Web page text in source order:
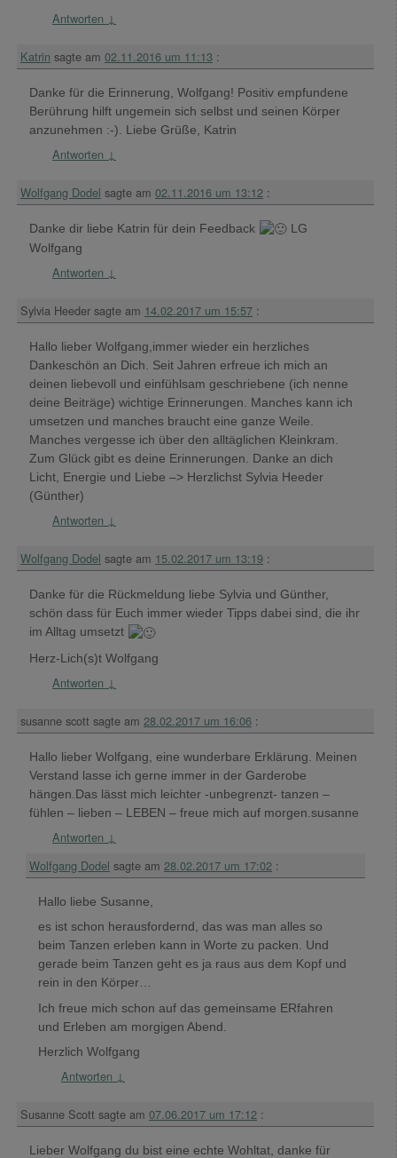
Antworten ↓
Katrin sagte am 02.11.2016 um 11:13 :
Danke für die Erinnerung, Wolfgang! Positiv empfundene
Berührung hilft ungemein sich selbst und seinen Körper
anzunehmen :-). Liebe Grüße, Katrin
Antworten ↓
Wolfgang Dodel sagte am 02.11.2016 um 13:12 :
Danke dir liebe Katrin für dein Feedback
LG
Wolfgang
Antworten ↓
Sylvia Heeder sagte am 14.02.2017 um 15:57 :
Hallo lieber Wolfgang,immer wieder ein herzliches
Dankeschön an Dich. Seit Jahren erfreue ich mich an
deinen liebevoll und einfühlsam geschriebene (ich nenne
deine Beiträge) wichtige Erinnerungen. Manches kann ich
umsetzen und manches braucht eine ganze Weile.
Manches vergesse ich über den alltäglichen Kleinkram.
Zum Glück gibt es deine Erinnerungen. Danke an dich
Licht, Energie und Liebe –> Herzlichst Sylvia Heeder
(Günther)
Antworten ↓
Wolfgang Dodel sagte am 15.02.2017 um 13:19 :
Danke für die Rückmeldung liebe Sylvia und Günther,
schön dass für Euch immer wieder Tipps dabei sind, die ihr
im Alltag umsetzt
Herz-Lich(s)t Wolfgang
Antworten ↓
susanne scott sagte am 28.02.2017 um 16:06 :
Hallo lieber Wolfgang, eine wunderbare Erklärung. Meinen
Verstand lasse ich gerne immer in der Garderobe
hängen.Das lässt mich leichter -unbegrenzt- tanzen –
fühlen – lieben – LEBEN – freue mich auf morgen.susanne
Antworten ↓
Wolfgang Dodel sagte am 28.02.2017 um 17:02 :
Hallo liebe Susanne,
es ist schon herausfordernd, das was man alles so
beim Tanzen erleben kann in Worte zu packen. Und
gerade beim Tanzen geht es ja raus aus dem Kopf und
rein in den Körper…
Ich freue mich schon auf das gemeinsame ERfahren
und Erleben am morgigen Abend.
Herzlich Wolfgang
Antworten ↓
Susanne Scott sagte am 07.06.2017 um 17:12 :
Lieber Wolfgang du bist eine echte Wohltat, danke für